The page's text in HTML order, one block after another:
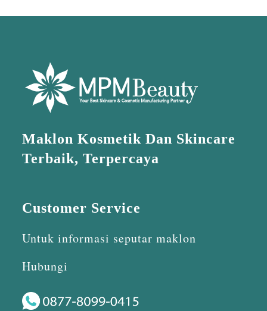
Maklon Kosmetik Dan Skincare
Terbaik, Terpercaya
Customer Service
Untuk informasi seputar maklon
Hubungi